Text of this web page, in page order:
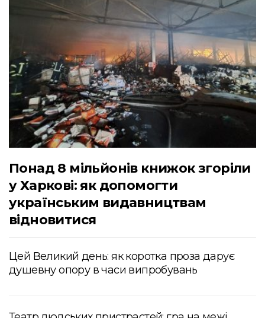
Понад 8 мільйонів книжок згоріли
у Харкові: як допомогти
українським видавництвам
відновитися
Цей Великий день: як коротка проза дарує
душевну опору в часи випробувань